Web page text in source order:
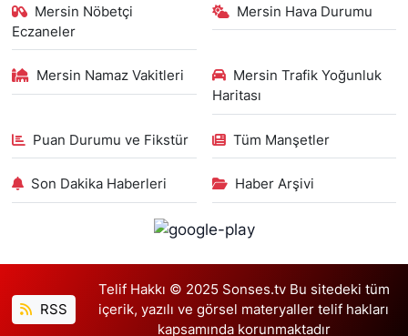
Mersin Nöbetçi
Eczaneler
Mersin Hava Durumu
Mersin Namaz Vakitleri
Mersin Trafik Yoğunluk
Haritası
Puan Durumu ve Fikstür Tüm Manşetler
Son Dakika Haberleri Haber Arşivi
RSS
Telif Hakkı © 2025 Sonses.tv Bu sitedeki tüm
içerik, yazılı ve görsel materyaller telif hakları
kapsamında korunmaktadır